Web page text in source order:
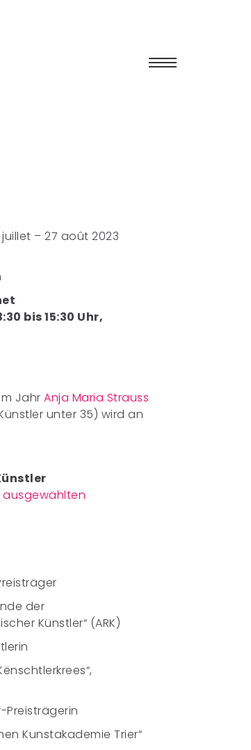
– 27 août 2023
bis 15:30 Uhr,
Jahr Anja Maria Strauss
unter 35) wird an
der
Künstler“ (ARK)
Preisträgerin
Kunstakademie Trier“